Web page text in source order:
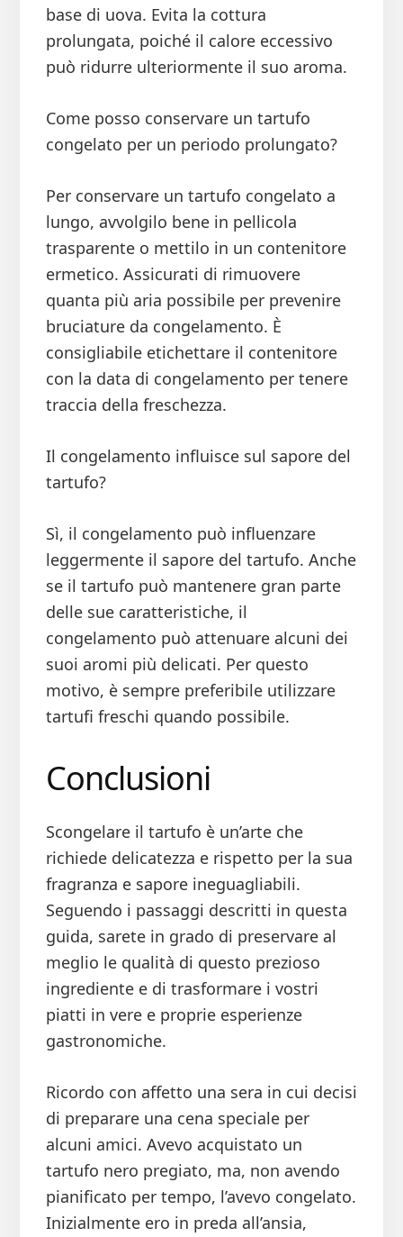
base di uova. Evita la cottura
prolungata, poiché il calore eccessivo
può ridurre ulteriormente il suo aroma.
Come posso conservare un tartufo
congelato per un periodo prolungato?
Per conservare un tartufo congelato a
lungo, avvolgilo bene in pellicola
trasparente o mettilo in un contenitore
ermetico. Assicurati di rimuovere
quanta più aria possibile per prevenire
bruciature da congelamento. È
consigliabile etichettare il contenitore
con la data di congelamento per tenere
traccia della freschezza.
Il congelamento influisce sul sapore del
tartufo?
Sì, il congelamento può influenzare
leggermente il sapore del tartufo. Anche
se il tartufo può mantenere gran parte
delle sue caratteristiche, il
congelamento può attenuare alcuni dei
suoi aromi più delicati. Per questo
motivo, è sempre preferibile utilizzare
tartufi freschi quando possibile.
Conclusioni
Scongelare il tartufo è un’arte che
richiede delicatezza e rispetto per la sua
fragranza e sapore ineguagliabili.
Seguendo i passaggi descritti in questa
guida, sarete in grado di preservare al
meglio le qualità di questo prezioso
ingrediente e di trasformare i vostri
piatti in vere e proprie esperienze
gastronomiche.
Ricordo con affetto una sera in cui decisi
di preparare una cena speciale per
alcuni amici. Avevo acquistato un
tartufo nero pregiato, ma, non avendo
pianificato per tempo, l’avevo congelato.
Inizialmente ero in preda all’ansia,